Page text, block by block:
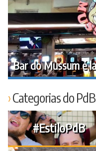
Bar do Mussum é
Categorias do
#EstiloPdB